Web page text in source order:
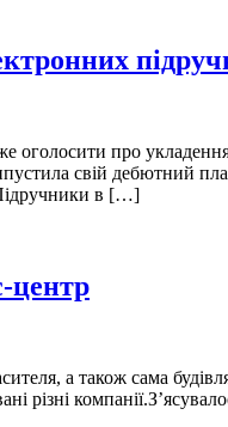
оголосити про
свій дебютний
в […]
центр
а також сама
різні